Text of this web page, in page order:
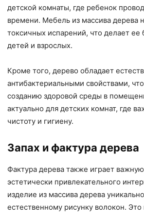
детской комнаты, где ребенок
времени. Мебель из массива дерева
токсичных испарений, что делает ее
детей и взрослых.
Кроме того, дерево обладает
антибактериальными свойствами,
созданию здоровой среды в
актуально для детских комнат, где
чистоту и гигиену.
Запах и фактура дерева
Фактура дерева также играет
эстетически привлекательного
изделие из массива дерева
естественному рисунку волокон.